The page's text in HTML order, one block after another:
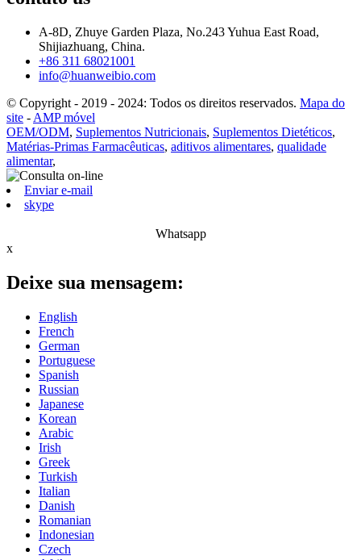
A-8D, Zhuye Garden Plaza, No.243 Yuhua East Road,
Shijiazhuang, China.
+86 311 68021001
info@huanweibio.com
© Copyright - 2019 - 2024: Todos os direitos reservados. Mapa do
site - AMP móvel
OEM/ODM, Suplementos Nutricionais, Suplementos Dietéticos,
Matérias-Primas Farmacêuticas, aditivos alimentares, qualidade
alimentar,
Enviar e-mail
skype
Whatsapp
x
Deixe sua mensagem:
English
French
German
Portuguese
Spanish
Russian
Japanese
Korean
Arabic
Irish
Greek
Turkish
Italian
Danish
Romanian
Indonesian
Czech